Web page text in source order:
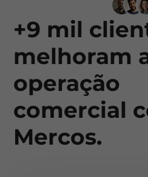
+9 mil
melhoram
operação
comercial
Mercos.